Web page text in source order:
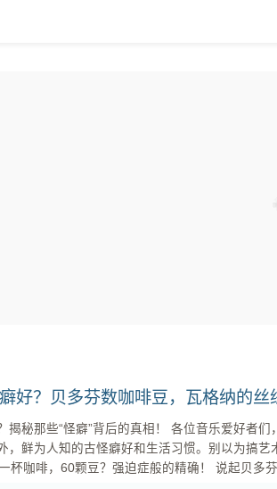
好？贝多芬数咖啡豆，瓦格纳的丝
聊那些高深莫测的乐理知识，也不谈那些波澜壮阔的交响乐章。咱们来点轻松有趣的，扒一扒那些名垂青
知的古怪癖好和生活习惯。别以为搞艺术的都是不食人间
的“怪癖”世界！